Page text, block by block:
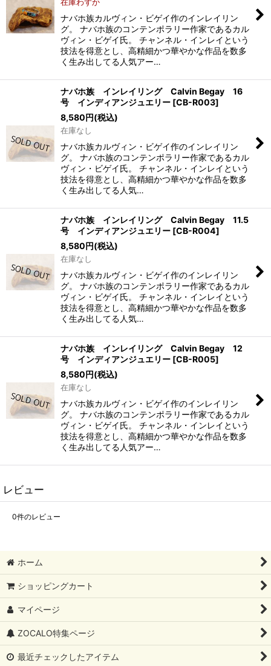
ナバホ族カルヴィン・ビゲイ作のインレイリン
グ。 ナバホ族のコンテンポラリー作家であるカル
ヴィン・ビゲイ氏。 チャンネル・インレイという
技法を得意とし、高精細かつ華やかな作品を数多
く生み出してる人気アー…
ナバホ族 インレイリング Calvin Begay 16
号 インディアンジュエリー [CB-R003]
8,580円(税込)
在庫なし
ナバホ族カルヴィン・ビゲイ作のインレイリン
グ。 ナバホ族のコンテンポラリー作家であるカル
ヴィン・ビゲイ氏。 チャンネル・インレイという
技法を得意とし、高精細かつ華やかな作品を数多
く生み出してる人気…
ナバホ族 インレイリング Calvin Begay 11.5
号 インディアンジュエリー [CB-R004]
8,580円(税込)
在庫なし
ナバホ族カルヴィン・ビゲイ作のインレイリン
グ。 ナバホ族のコンテンポラリー作家であるカル
ヴィン・ビゲイ氏。 チャンネル・インレイという
技法を得意とし、高精細かつ華やかな作品を数多
く生み出してる人気…
ナバホ族 インレイリング Calvin Begay 12
号 インディアンジュエリー [CB-R005]
8,580円(税込)
在庫なし
ナバホ族カルヴィン・ビゲイ作のインレイリン
グ。 ナバホ族のコンテンポラリー作家であるカル
ヴィン・ビゲイ氏。 チャンネル・インレイという
技法を得意とし、高精細かつ華やかな作品を数多
く生み出してる人気アー…
レビュー
0件のレビュー
ホーム
ショッピングカート
マイページ
ZOCALO特集ページ
最近チェックしたアイテム